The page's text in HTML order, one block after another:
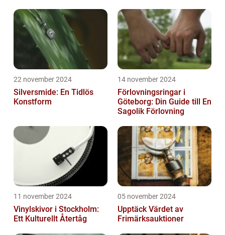
22 november 2024
Silversmide: En Tidlös
Konstform
14 november 2024
Förlovningsringar i
Göteborg: Din Guide till En
Sagolik Förlovning
11 november 2024
Vinylskivor i Stockholm:
Ett Kulturellt Återtåg
05 november 2024
Upptäck Värdet av
Frimärksauktioner